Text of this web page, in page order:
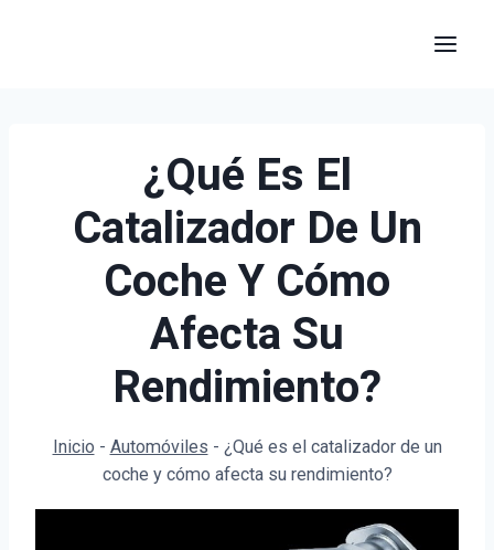
¿Qué Es El
Catalizador De Un
Coche Y Cómo
Afecta Su
Rendimiento?
Inicio - Automóviles - ¿Qué es el catalizador de un
coche y cómo afecta su rendimiento?